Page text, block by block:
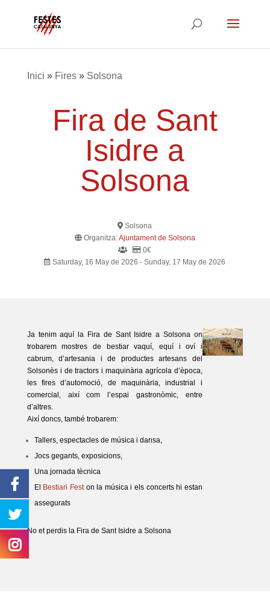
Inici » Fires» Solsona
Fira de Sant
Isidre a
Solsona
Solsona
Organitza:Ajuntament de Solsona
0€
Saturday, 16 May de 2026 - Sunday, 17 May de 2026
Ja tenim aquí la Fira de Sant Isidre a Solsona on
trobarem mostres de bestiar vaquí, equí i oví i
cabrum, d’artesania i de productes artesans del
Solsonès i de tractors i maquinària agrícola d’època,
les fires d’automoció, de maquinària, industrial i
comercial, així com l’espai gastronòmic, entre
d’altres.
Així doncs, també trobarem:
Tallers, espectacles de música i dansa,
Jocs gegants, exposicions,
Una jornada tècnica
El Bestiari Fest on la música i els concerts hi estan
assegurats
No et perdis la Fira de Sant Isidre a Solsona